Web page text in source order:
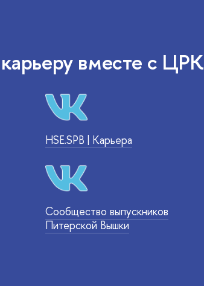
вместе с ЦРК
HSE.SPB | Карьера
Сообщество выпускников
Питерской Вышки